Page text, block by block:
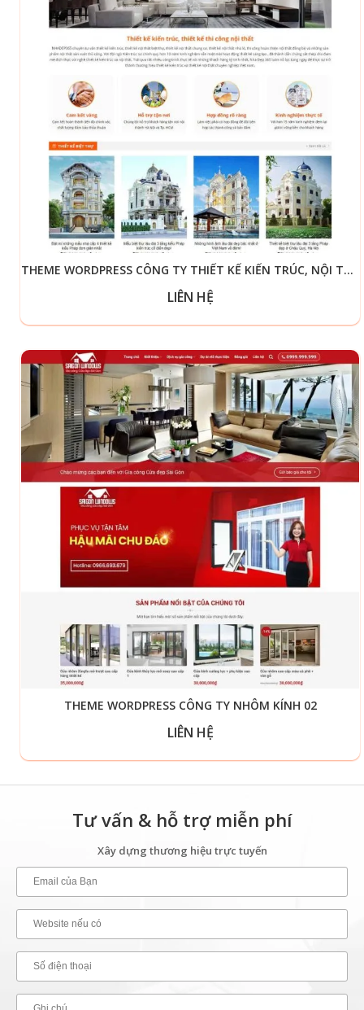
THEME WORDPRESS CÔNG TY THIẾT KẾ KIẾN TRÚC, NỘI THẤT
LIÊN HỆ
THEME WORDPRESS CÔNG TY NHÔM KÍNH 02
LIÊN HỆ
Tư vấn & hỗ trợ miễn phí
Xây dựng thương hiệu trực tuyến